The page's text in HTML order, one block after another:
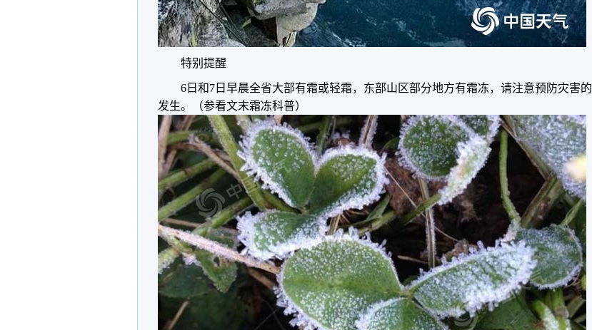
特别提醒
6日和7日早晨全省大部有霜或轻霜，东部山区部分地方有霜冻，请注意预防灾害的
发生。（参看文末霜冻科普）